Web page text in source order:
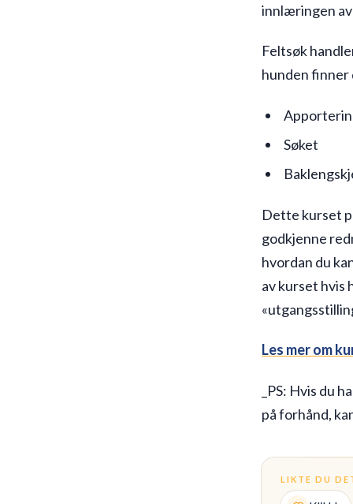
innlæringen
Feltsøk
hunden finner
Søket
Dette kurset
godkjenne
hvordan du
av kurset hvis
Les mer om
_PS: Hvis du
på forhånd,
LIKTE DU